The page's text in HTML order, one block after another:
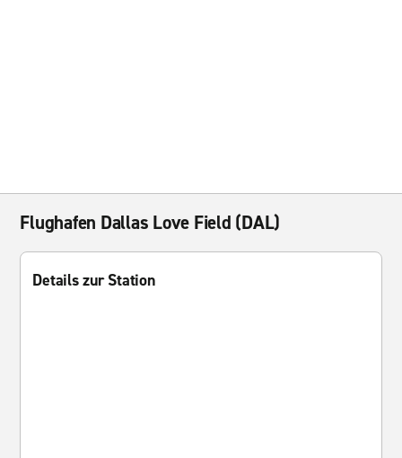
Flughafen Dallas Love Field (DAL)
Details zur Station